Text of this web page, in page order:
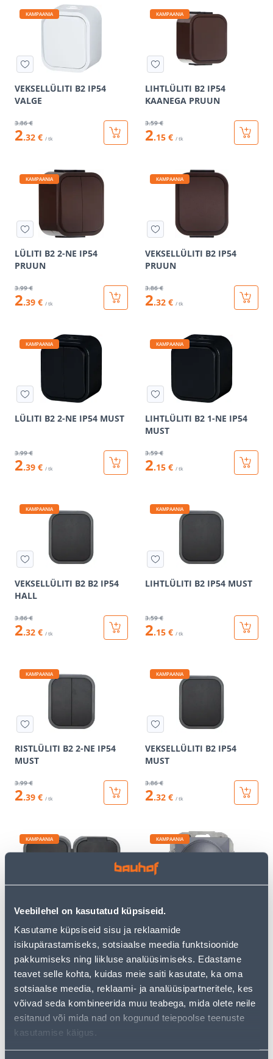
Veebilehel on kasutatud küpsiseid.
Kasutame küpsiseid sisu ja reklaamide
isikupärastamiseks, sotsiaalse meedia funktsioonide
pakkumiseks ning liikluse analüüsimiseks. Edastame
teavet selle kohta, kuidas meie saiti kasutate, ka oma
sotsiaalse meedia, reklaami- ja analüüsipartneritele, kes
võivad seda kombineerida muu teabega, mida olete neile
esitanud või mida nad on kogunud teiepoolse teenuste
kasutamise käigus.
KAMPAANIA
VEKSELLÜLITI B2 IP54
VALGE
3.86 €
2.32 € / tk
KAMPAANIA
LIHTLÜLITI B2 IP54
KAANEGA PRUUN
3.59 €
2.15 € / tk
KAMPAANIA
LÜLITI B2 2-NE IP54
PRUUN
3.99 €
2.39 € / tk
KAMPAANIA
VEKSELLÜLITI B2 IP54
PRUUN
3.86 €
2.32 € / tk
KAMPAANIA
LÜLITI B2 2-NE IP54 MUST
3.99 €
2.39 € / tk
KAMPAANIA
LIHTLÜLITI B2 1-NE IP54
MUST
3.59 €
2.15 € / tk
KAMPAANIA
VEKSELLÜLITI B2 B2 IP54
HALL
3.86 €
2.32 € / tk
KAMPAANIA
LIHTLÜLITI B2 IP54 MUST
3.59 €
2.15 € / tk
KAMPAANIA
RISTLÜLITI B2 2-NE IP54
MUST
3.99 €
2.39 € / tk
KAMPAANIA
VEKSELLÜLITI B2 IP54
MUST
3.86 €
2.32 € / tk
KAMPAANIA
LIHTLÜLITI+PISTIKUPESA
B2 KAANEGA IP54 MUST
5.99 €
3.59 € / tk
KAMPAANIA
DIMMER PERLA
ANTRATSIIT
57.99 €
34.79 € / tk
KAMPAANIA KAMPAANIA